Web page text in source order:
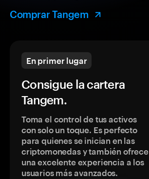
Comprar Tangem
En primer lugar
Consigue la cartera
Tangem.
Toma el control de tus activos
con solo un toque. Es perfecto
para quienes se inician en las
criptomonedas y también ofrece
una excelente experiencia a los
usuarios más avanzados.